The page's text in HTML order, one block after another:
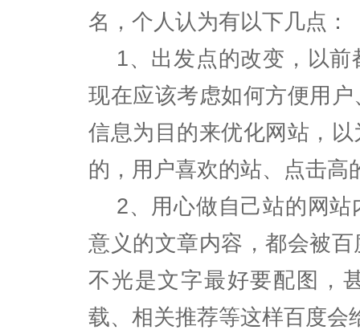
名，个人认为有以下几点：
1、出发点的改变，以前
现在应该考虑如何方便用
信息为目的来优化网站，
的，用户喜欢的站、点击高
2、用心做自己站的网站
意义的文章内容，都会被
不光是文字最好要配图，
载、相关推荐等这样百度会